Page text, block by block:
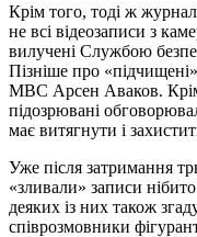
Крім того, тоді ж
не всі відеозаписи з
вилучені Службою
Пізніше про
МВС Арсен Аваков.
підозрювані
має витягнути і
Уже після затримання
«зливали» записи
деяких із них також
співрозмовники